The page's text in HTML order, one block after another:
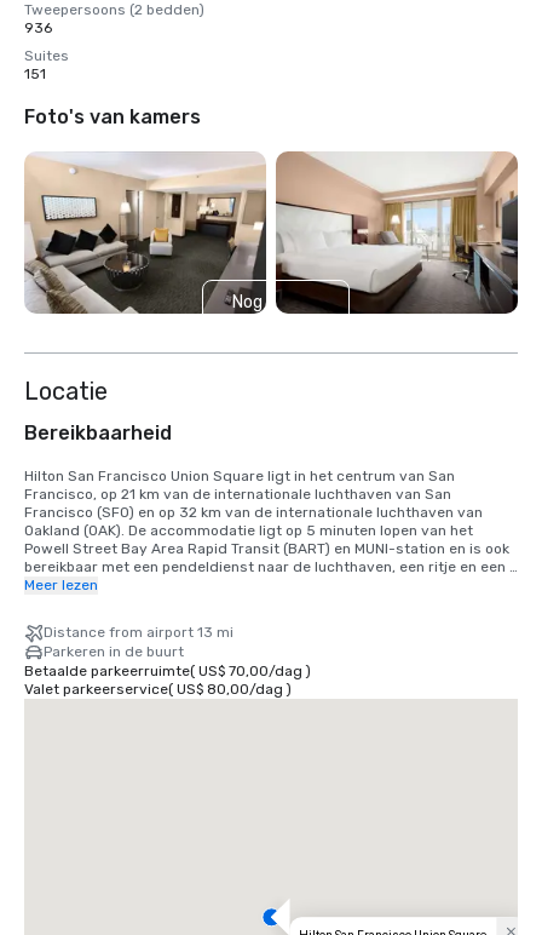
Tweepersoons (2 bedden)
936
Suites
151
Foto's van kamers
Nog 6
Locatie
Bereikbaarheid
Hilton San Francisco Union Square ligt in het centrum van San
Francisco, op 21 km van de internationale luchthaven van San
Francisco (SFO) en op 32 km van de internationale luchthaven van
Oakland (OAK). De accommodatie ligt op 5 minuten lopen van het
Powell Street Bay Area Rapid Transit (BART) en MUNI-station en is ook
bereikbaar met een pendeldienst naar de luchthaven, een ritje en een
taxi. 25 minuten met de auto naar de internationale luchthaven SFO,
Meer lezen
Distance from airport 13 mi
Parkeren in de buurt
Betaalde parkeerruimte( US$ 70,00/dag )
Valet parkeerservice( US$ 80,00/dag )